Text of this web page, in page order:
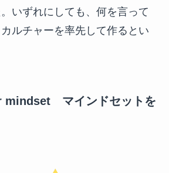
いずれにしても、何を言って
ルチャーを率先して作るとい
mindset マインドセットを